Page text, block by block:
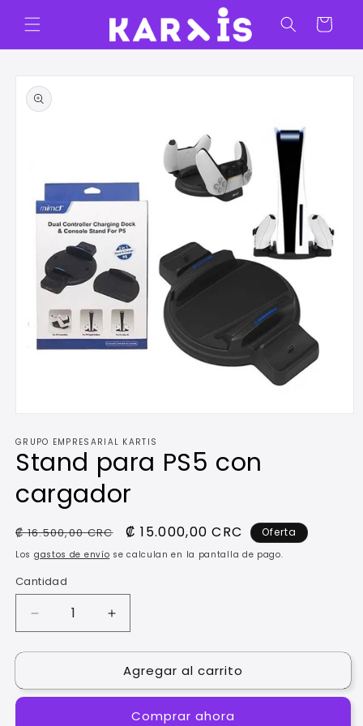
directamente
al contenido
Carrito
información
del producto
multimedia
1
en
ventana
modal
GRUPO EMPRESARIAL KARTIS
Stand para PS5 con
cargador
Precio
habitual
₡ 16.500,00 CRC
Precio
de
₡ 15.000,00 CRC Oferta
Los gastos de envío se calculan en la pantalla de pago.
Cantidad
Reducir
cantidad
para
para
Aumentar
cantidad
para
Stand
para
con
Agregar al carrito
Comprar ahora